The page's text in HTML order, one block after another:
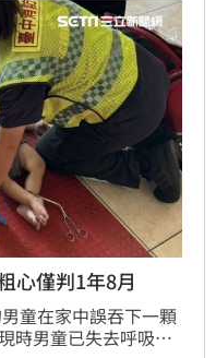
心僅判1年8月
童在家中誤吞下一顆
時男童已失去呼吸心